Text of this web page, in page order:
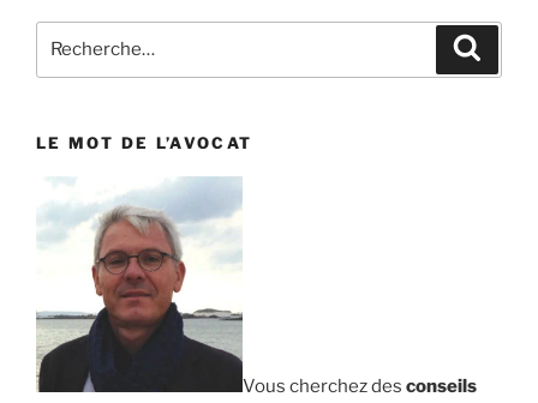
Recherche
LE MOT DE L’AVOCAT
Vous cherchez des conseils